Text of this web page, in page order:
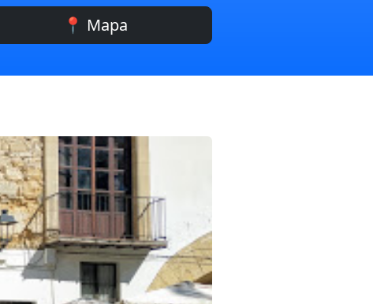
📍 Mapa